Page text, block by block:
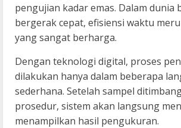
pengujian kadar emas. Dalam dunia
bergerak cepat, efisiensi waktu
yang sangat berharga.
Dengan teknologi digital, proses
dilakukan hanya dalam beberapa
sederhana. Setelah sampel
prosedur, sistem akan langsung
menampilkan hasil pengukuran.